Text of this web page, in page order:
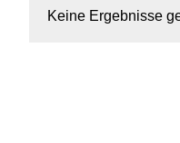
Keine Ergebnisse